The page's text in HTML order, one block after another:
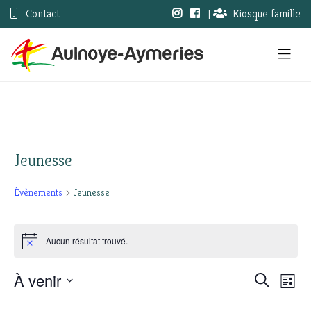
Contact | Kiosque famille
Jeunesse
Évènements Jeunesse
Évènements
Notice Aucun résultat trouvé.
Recherche
de
Liste
À venir
Sélectionnez